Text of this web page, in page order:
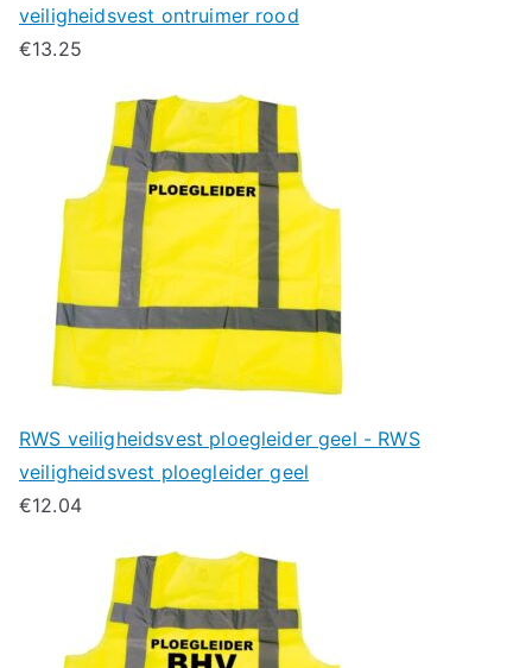
veiligheidsvest ontruimer rood
€13.25
RWS veiligheidsvest ploegleider geel - RWS
veiligheidsvest ploegleider geel
€12.04